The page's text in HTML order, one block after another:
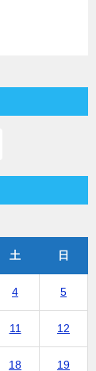
土 日
4 5
11 12
18 19